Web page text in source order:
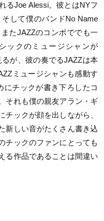
るJoe Alessi。彼とはNYフ
して僕のバンドNo Name
たJAZZのコンボででも一
ックのミュージシャンが
が、彼の奏でるJAZZは本
ミュージシャンも感動す
にチックが書き下ろしたコ
それも僕の親友アラン・ギ
チックが顔を出しながら、
新しい音がたくさん書き込
チックのファンにとっても
る作品であることは間違い